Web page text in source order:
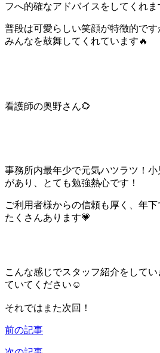
フへ的確なアドバイスをしてくれま
普段は可愛らしい笑顔が特徴的で
みんなを鼓舞してくれています🔥
看護師の奥野さん🌻
事務所内最年少で元気ハツラツ！
があり、とても勉強熱心です！
ご利用者様からの信頼も厚く、年
たくさんあります💗
こんな感じでスタッフ紹介をして
ていてください☺
それではまた次回！
前の記事